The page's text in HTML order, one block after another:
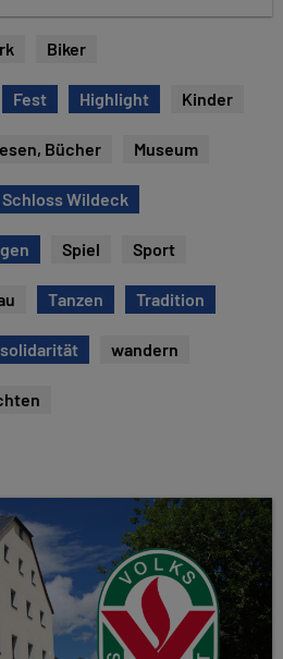
Biker
Fest Highlight Kinder
Bücher Museum
Schloss Wildeck
Spiel Sport
Tanzen Tradition
wandern